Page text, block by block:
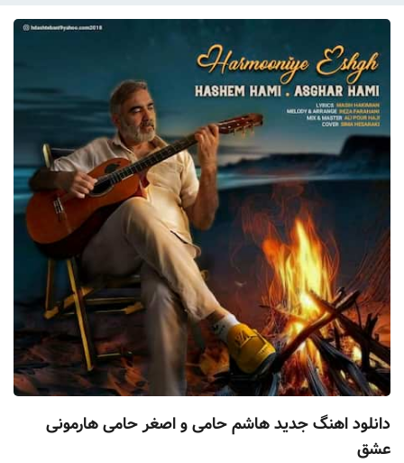
دانلود اهنگ جدید هاشم حامی و اصغر حامی هارمونی
عشق